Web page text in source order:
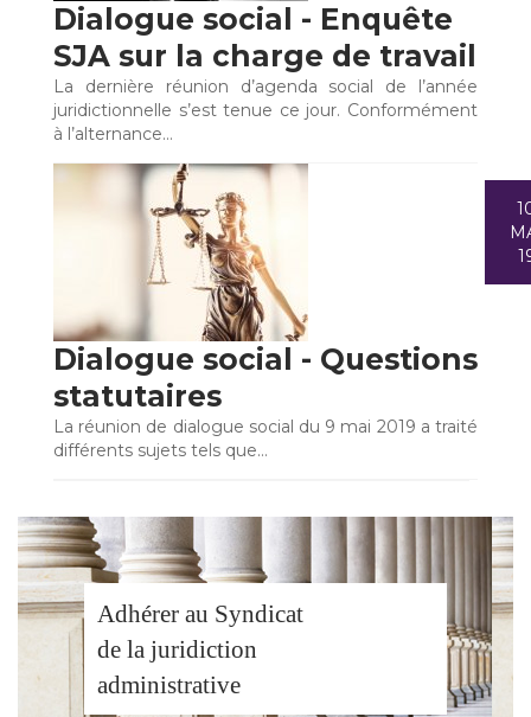
Dialogue social - Enquête
SJA sur la charge de travail
La dernière réunion d’agenda social de l’année
juridictionnelle s’est tenue ce jour. Conformément
à l’alternance…
Dialogue social - Questions
statutaires
La réunion de dialogue social du 9 mai 2019 a traité
différents sujets tels que…
Adhérer au Syndicat
de la juridiction
administrative